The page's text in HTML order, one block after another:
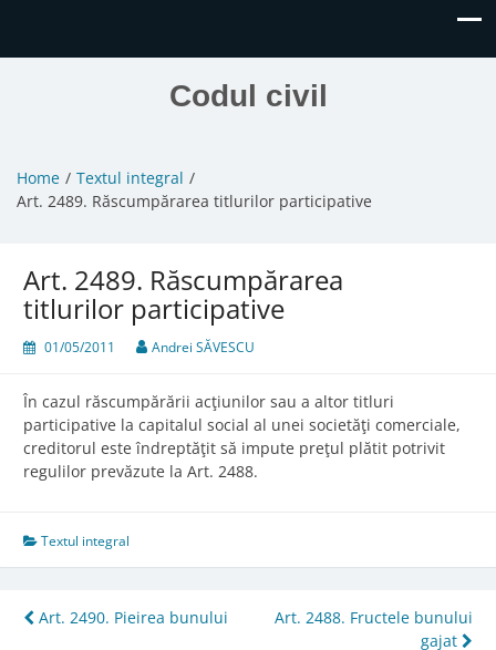
Codul civil
Home
Textul integral
Art. 2489. Răscumpărarea titlurilor participative
Art. 2489. Răscumpărarea
titlurilor participative
01/05/2011 Andrei SĂVESCU
În cazul răscumpărării acţiunilor sau a altor titluri
participative la capitalul social al unei societăţi comerciale,
creditorul este îndreptăţit să impute preţul plătit potrivit
regulilor prevăzute la Art. 2488.
Textul integral
Post
Art. 2490. Pieirea bunului
Art. 2488. Fructele bunului
gajat